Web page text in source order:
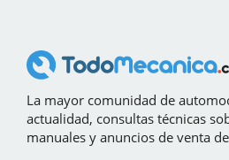
La mayor comunidad de
actualidad, consultas técnicas
manuales y anuncios de venta